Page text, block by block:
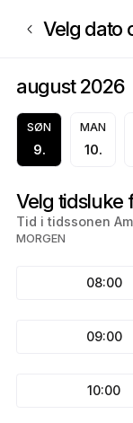
Velg dato
august 2026
SØN
9.
MAN
10.
Velg tidsluke
Tid i tidssonen
MORGEN
08:00
09:00
10:00